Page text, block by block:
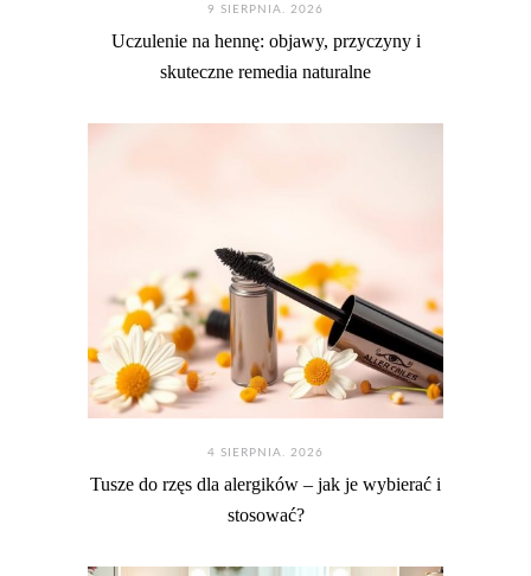
9 SIERPNIA. 2026
Uczulenie na hennę: objawy, przyczyny i
skuteczne remedia naturalne
4 SIERPNIA. 2026
Tusze do rzęs dla alergików – jak je wybierać i
stosować?